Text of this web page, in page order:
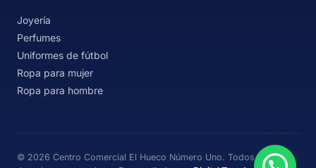
Joyería
Perfumes
Uniformes de fútbol
Ropa para mujer
Ropa para hombre
© 2026 Centro Comercial El Hueco Número Uno. Todos los